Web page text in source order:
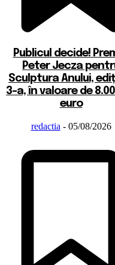
Publicul decide!
Peter Jecza
Sculptura Anului,
3-a, în valoare de
euro
redactia - 05/08/2026